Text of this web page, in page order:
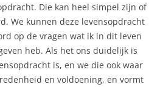
Die kan heel simpel zijn of
We kunnen deze levensopdracht
op de vragen wat ik in dit leven
heb. Als het ons duidelijk is
is, en we die ook waar
en voldoening, en vormt